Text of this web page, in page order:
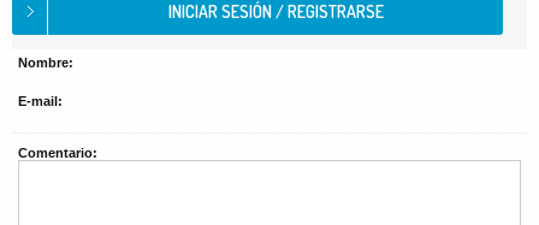
Nombre:
E-mail:
Comentario: